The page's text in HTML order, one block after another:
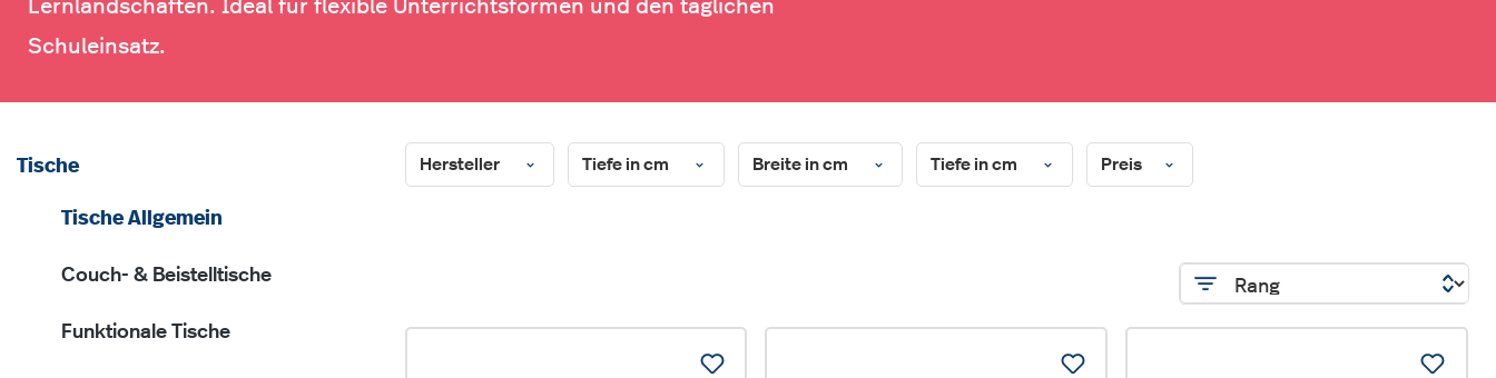
Lernlandschaften. Ideal für flexible Unterrichtsformen und den täglichen
Schuleinsatz.
Tische
Tische Allgemein
Couch- & Beistelltische
Funktionale Tische
Hersteller Tiefe in cm Breite in cm Tiefe in cm Preis